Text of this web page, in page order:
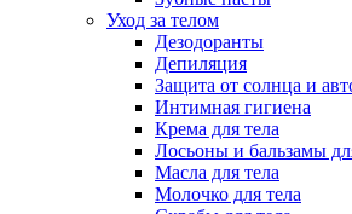
Уход за телом
Дезодоранты
Депиляция
Защита от солнца и
Интимная гигиена
Крема для тела
Лосьоны и бальзамы
Масла для тела
Молочко для тела